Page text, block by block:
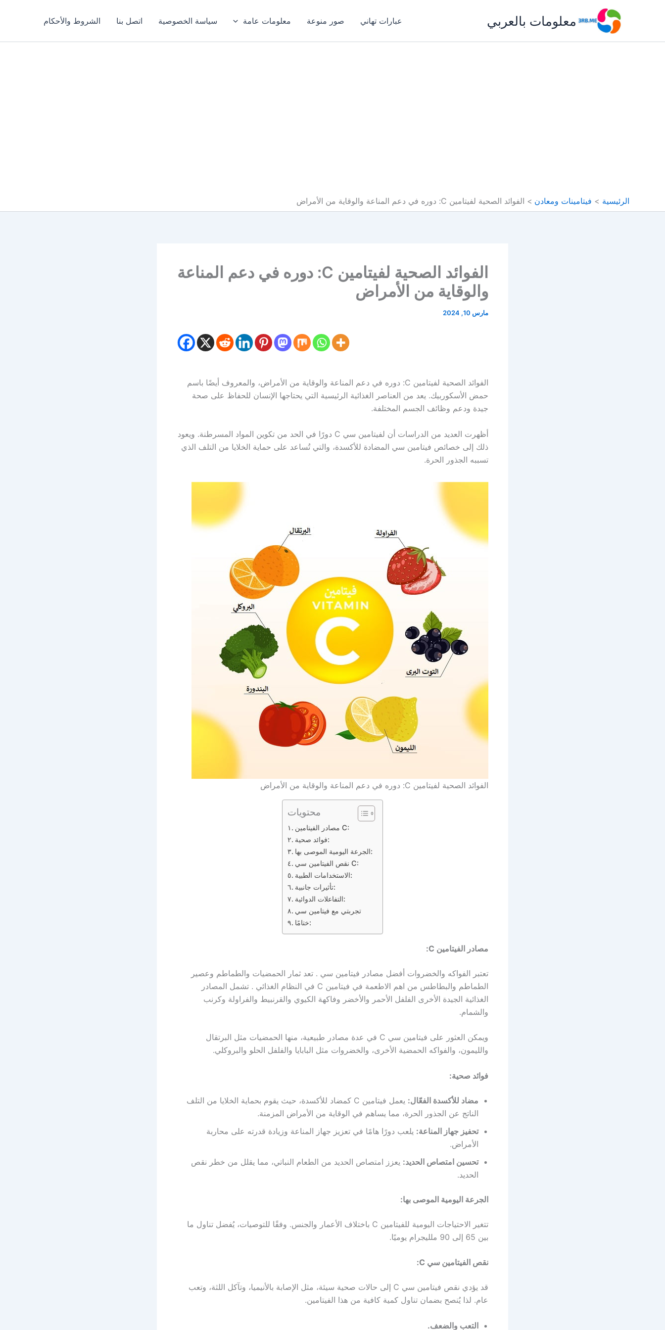
معلومات بالعربي عبارات تهاني صور منوعة معلومات عامة سياسة الخصوصية اتصل بنا الشروط والأحكام
الرئيسية فيتامينات ومعادن الفوائد الصحية لفيتامين C: دوره في دعم المناعة والوقاية من الأمراض
الفوائد الصحية لفيتامين C: دوره في دعم المناعة
والوقاية من الأمراض
مارس 10, 2024
الفوائد الصحية لفيتامين C: دوره في دعم المناعة والوقاية من الأمراض، والمعروف أيضًا باسم
حمض الأسكوربيك. يعد من العناصر الغذائية الرئيسية التي يحتاجها الإنسان للحفاظ على صحة
جيدة ودعم وظائف الجسم المختلفة.
أظهرت العديد من الدراسات أن لفيتامين سي C دورًا في الحد من تكوين المواد المسرطنة. ويعود
ذلك إلى خصائص فيتامين سي المضادة للأكسدة، والتي تُساعد على حماية الخلايا من التلف الذي
تسببه الجذور الحرة.
الفوائد الصحية لفيتامين C: دوره في دعم المناعة والوقاية من الأمراض
محتويات
مصادر الفيتامين C:
فوائد صحية:
الجرعة اليومية الموصى بها:
نقص الفيتامين سي C:
الاستخدامات الطبية:
تأثيرات جانبية:
التفاعلات الدوائية:
تجربتي مع فيتامين سي
ختامًا:
مصادر الفيتامين C:
تعتبر الفواكه والخضروات أفضل مصادر فيتامين سي . تعد ثمار الحمضيات والطماطم وعصير
الطماطم والبطاطس من اهم الاطعمة في فيتامين C في النظام الغذائي . تشمل المصادر
الغذائية الجيدة الأخرى الفلفل الأحمر والأخضر وفاكهة الكيوي والقرنبيط والفراولة وكرنب
والشمام.
ويمكن العثور على فيتامين سي C في عدة مصادر طبيعية، منها الحمضيات مثل البرتقال
والليمون، والفواكه الحمضية الأخرى، والخضروات مثل البابايا والفلفل الحلو والبروكلي.
فوائد صحية:
مضاد للأكسدة الفعّال:
يعمل فيتامين C كمضاد للأكسدة، حيث يقوم بحماية الخلايا من التلف
الناتج عن الجذور الحرة، مما يساهم في الوقاية من الأمراض المزمنة.
تحفيز جهاز المناعة: يلعب دورًا هامًا في تعزيز جهاز المناعة وزيادة قدرته على محاربة
الأمراض.
تحسين امتصاص الحديد: يعزز امتصاص الحديد من الطعام النباتي، مما يقلل من خطر نقص
الحديد.
الجرعة اليومية الموصى بها:
تتغير الاحتياجات اليومية للفيتامين C باختلاف الأعمار والجنس. وفقًا للتوصيات، يُفضل تناول ما
بين 65 إلى 90 ملليجرام يوميًا.
نقص الفيتامين سي C:
قد يؤدي نقص فيتامين سي C إلى حالات صحية سيئة، مثل الإصابة بالأنيميا، وتآكل اللثة، وتعب
عام. لذا يُنصح بضمان تناول كمية كافية من هذا الفيتامين.
التعب والضعف.